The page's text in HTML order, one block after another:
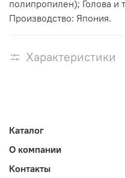
полипропилен); Голова и
Производство: Япония.
Характеристики
Каталог
О компании
Контакты